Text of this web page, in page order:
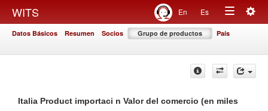
WITS En Es
Toggle
Datos Básicos Resumen Socios Grupo de productos País
Italia Product importaci n Valor del comercio (en miles